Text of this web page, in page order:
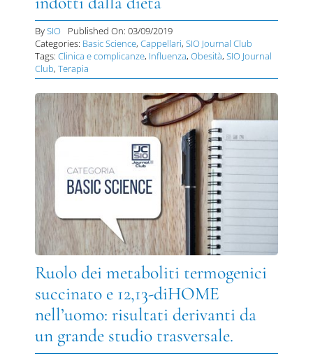
BySIO
Published On: 03/09/2019
Categories: Basic Science, Cappellari, SIO Journal Club
Tags: Clinica e complicanze, Influenza, Obesità, SIO Journal
Club, Terapia
Ruolo dei metaboliti termogenici
succinato e 12,13-diHOME
nell’uomo: risultati derivanti da
un grande studio trasversale.